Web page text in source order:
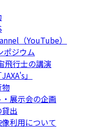
（YouTube）
ポジウム
飛行士の講演
」
展示会の企画
出
利用について